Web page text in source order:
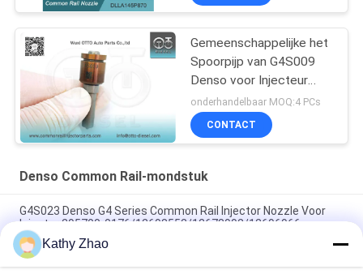
Gemeenschappelijke het
Spoorpijp van G4S009
Denso voor Injecteur
23670-0E010/09420
onderhandelbaar MOQ:4 PCs
CONTACT
Denso Common Rail-mondstuk
G4S023 Denso G4 Series Common Rail Injector Nozzle Voor
Injector 295700-0176/12698552/12678992/12696966
Common Rail Diesel Brandstof Injector G4S025 Mondstuk
Voor Denso Injector
Kathy Zhao